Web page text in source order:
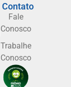
Contato
Fale
Conosco
Trabalhe
Conosco